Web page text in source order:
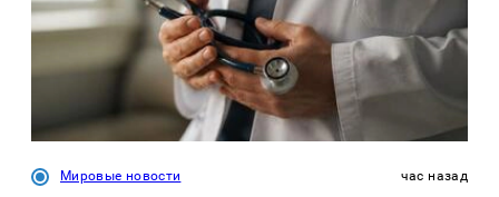
Мировые новости час назад